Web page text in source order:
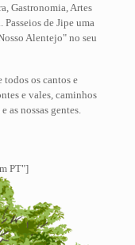
Gastronomia, Artes
de Jipe uma
Alentejo" no seu
todos os cantos e
e vales, caminhos
as nossas gentes.
PT"]